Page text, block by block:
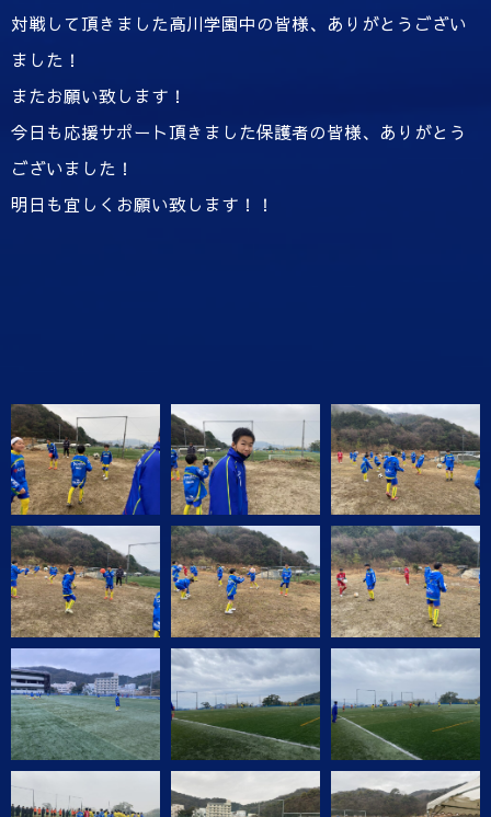
対戦して頂きました高川学園中の皆様、ありがとうござい
ました！
またお願い致します！
今日も応援サポート頂きました保護者の皆様、ありがとう
ございました！
明日も宜しくお願い致します！！